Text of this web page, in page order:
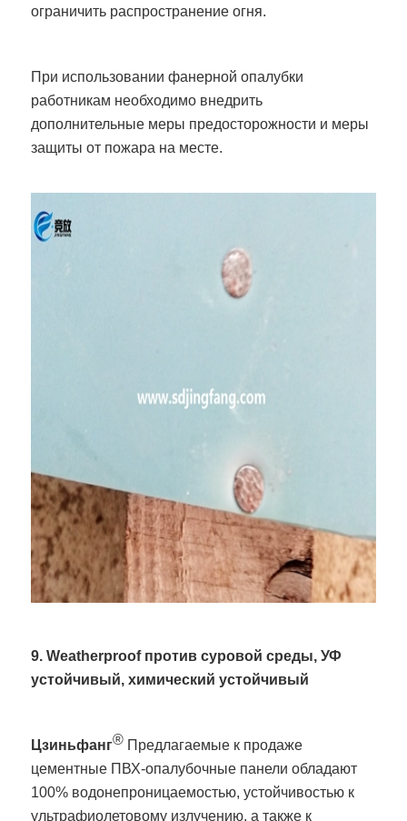
ограничить распространение огня.
При использовании фанерной опалубки
работникам необходимо внедрить
дополнительные меры предосторожности и меры
защиты от пожара на месте.
9. Weatherproof против суровой среды, УФ
устойчивый, химический устойчивый
Цзиньфанг® Предлагаемые к продаже
цементные ПВХ-опалубочные панели обладают
100% водонепроницаемостью, устойчивостью к
ультрафиолетовому излучению, а также к